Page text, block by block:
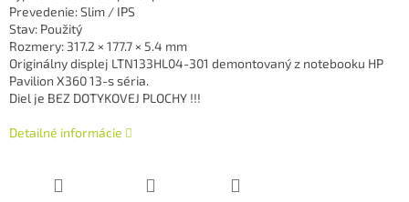
Prevedenie: Slim / IPS
Stav: Použitý
Rozmery: 317.2 × 177.7 × 5.4 mm
Originálny displej LTN133HL04-301 demontovaný z notebooku HP
Pavilion X360 13-s séria.
Diel je BEZ DOTYKOVEJ PLOCHY !!!
Detailné informácie